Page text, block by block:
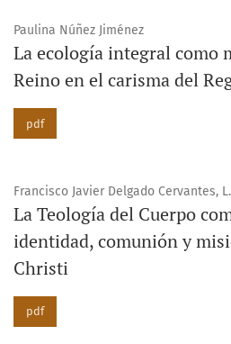
Paulina Núñez Jiménez
La ecología integral como
Reino en el carisma del
pdf
Francisco Javier Delgado Cervantes,
La Teología del Cuerpo
identidad, comunión y
Christi
pdf